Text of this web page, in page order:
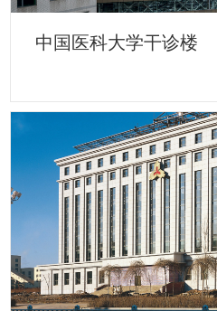
中国医科大学干诊楼